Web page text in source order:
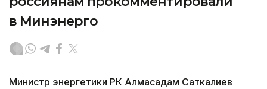
в Минэнерго
Министр энергетики РК Алмасадам Саткалиев